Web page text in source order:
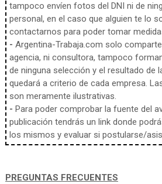
tampoco envíen fotos del DNI ni de
personal, en el caso que alguien te lo
contactarnos para poder tomar
- Argentina-Trabaja.com solo
agencia, ni consultora, tampoco
de ninguna selección y el resultado de
quedará a criterio de cada empresa.
son meramente ilustrativas.
- Para poder comprobar la fuente del
publicación tendrás un link donde
los mismos y evaluar si postularse/
PREGUNTAS FRECUENTES